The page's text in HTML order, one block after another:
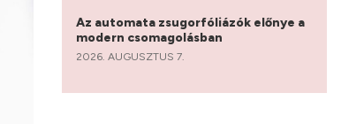
Az automata zsugorfóliázók előnye a
modern csomagolásban
2026. AUGUSZTUS 7.